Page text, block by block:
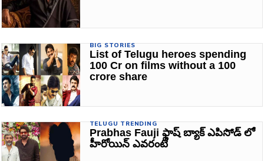
BIG STORIES
List of Telugu heroes spending
100 Cr on films without a 100
crore share
TELUGU TRENDING
Prabhas Fauji ఫ్లాష్ బ్యాక్ ఎపిసోడ్ లో
హీరోయిన్ ఎవరంటే